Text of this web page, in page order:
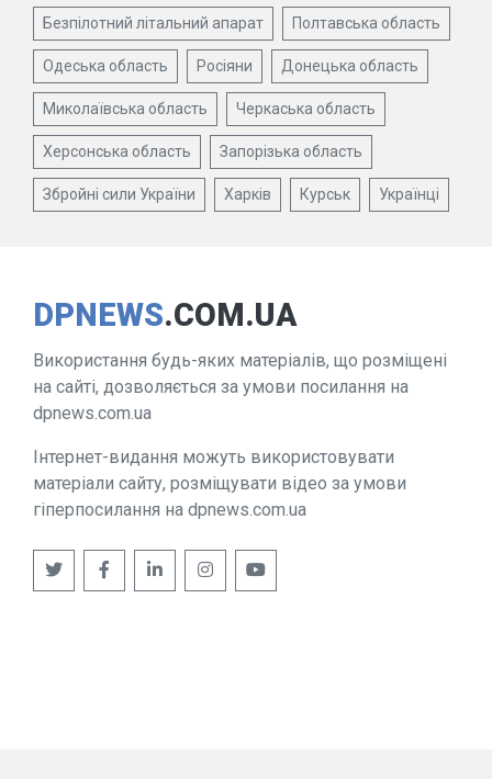
Безпілотний літальний апарат Полтавська область
Одеська область Росіяни Донецька область
Миколаївська область Черкаська область
Херсонська область Запорізька область
Збройні сили України Харків Курськ Українці
DPNEWS.COM.UA
Використання будь-яких матеріалів, що розміщені
на сайті, дозволяється за умови посилання на
dpnews.com.ua
Інтернет-видання можуть використовувати
матеріали сайту, розміщувати відео за умови
гіперпосилання на dpnews.com.ua